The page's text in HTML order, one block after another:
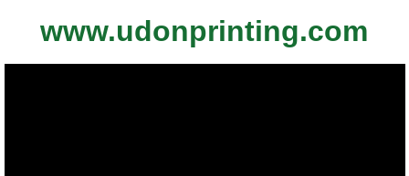
www.udonprinting.com